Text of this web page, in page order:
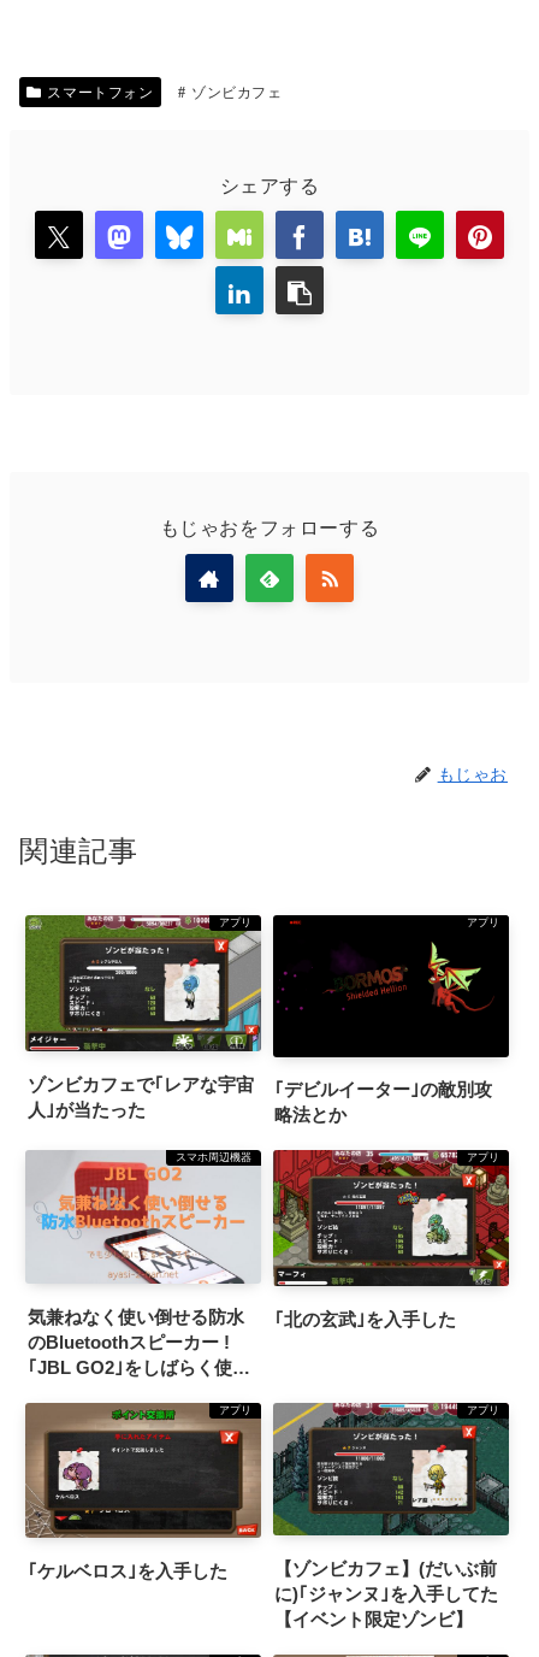
スマートフォン ゾンビカフェ
シェアする
もじゃおをフォローする
もじゃお
関連記事
アプリ
ゾンビカフェで｢レアな宇宙
人｣が当たった
アプリ
｢デビルイーター｣の敵別攻
略法とか
スマホ周辺機器
気兼ねなく使い倒せる防水
のBluetoothスピーカー !
｢JBL GO2｣をしばらく使っ
けど更に魅力的な製品も…)
アプリ
｢北の玄武｣を入手した
アプリ
｢ケルベロス｣を入手した
アプリ
【ゾンビカフェ】(だいぶ前
に)｢ジャンヌ｣を入手してた
【イベント限定ゾンビ】